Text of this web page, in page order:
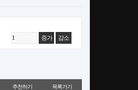
증가
감소
추천하기 목록가기